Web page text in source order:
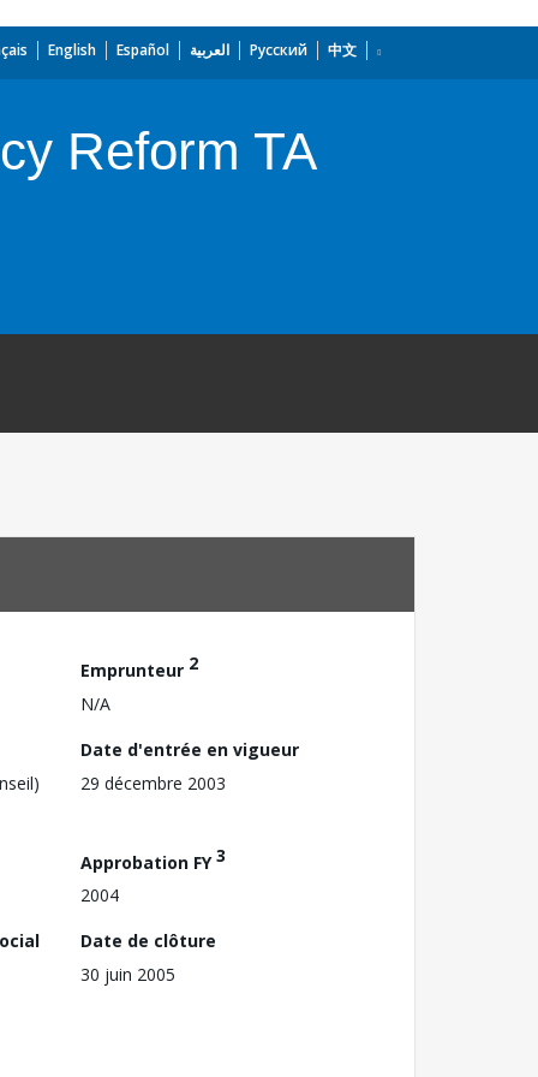
English Español العربية Русский 中文
Reform TA
Emprunteur 2
N/A
Date d'entrée en vigueur
29 décembre 2003
Approbation FY3
2004
Date de clôture
30 juin 2005